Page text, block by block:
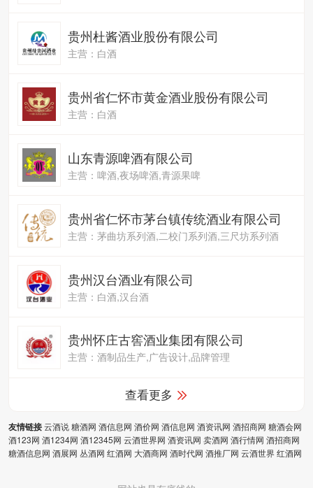
贵州杜酱酒业股份有限公司
主营：白酒
贵州省仁怀市黄金酒业股份有限公司
主营：白酒
山东青源啤酒有限公司
主营：啤酒,夜场啤酒,青源果啤
贵州省仁怀市茅台镇传统酒业有限公司
主营：茅曲坊系列酒,二校门系列酒,三尺坊系列酒
贵州汉台酒业有限公司
主营：白酒,汉台酒
贵州怀庄古窖酒业集团有限公司
主营：酒制品生产,广告设计,品牌管理
查看更多
友情链接云酒说糖酒网 酒信息网 酒价网 酒信息网 酒资讯网 酒招商网 糖酒会网
酒123网 酒1234网 酒12345网 云酒世界网 酒资讯网 卖酒网 酒行情网 酒招商网
糖酒信息网 酒展网 丛酒网 红酒网 大酒商网 酒时代网 酒推厂网 云酒世界红酒网